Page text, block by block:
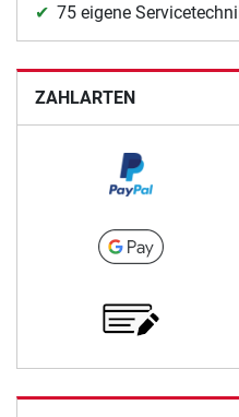
75 eigene
ZAHLARTEN